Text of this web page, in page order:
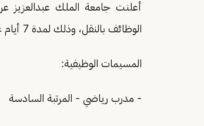
أعلنت جامعة الملك
الوظائف بالنقل، وذلك لمدة 7 أيام على النحو التالي:
المسيمات الوظيفية:
- مدرب رياضي - المرتبة السادسة